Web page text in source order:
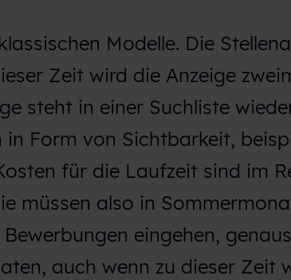
Modelle. Die
Zeit wird die Anzeige
steht in einer Suchliste
in Form von Sichtbarkeit,
für die Laufzeit sind im
müssen also in
eingehen,
auch wenn zu dieser Zeit